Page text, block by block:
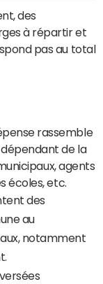
des
à répartir et
pas au total
rassemble
dépendant de la
agents
écoles, etc.
des
au
notamment